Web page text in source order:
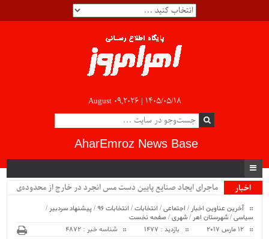
August 09,2026 | ۱۴۰۵/۰۵/۱۸
AharEmroz News Base
اخبار
ماجرای ایجاد صنایع پایین دست مس انجرد در خارج از محدوده‌ی
آخرین عناوین اخبار / اجتماعی/ انتخابات/ انتخابات 96 /پیشنهاد سردبیر /
سیاسی/شهرستان اهر /شهری/صفحه نخست
12 مارس 2017
بازدید : 1477 شناسه خبر : 4872